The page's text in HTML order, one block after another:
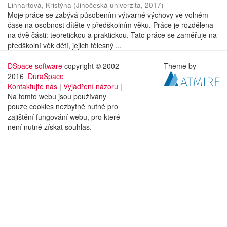
Linhartová, Kristýna (Jihočeská univerzita, 2017)
Moje práce se zabývá působením výtvarné výchovy ve volném
čase na osobnost dítěte v předškolním věku. Práce je rozdělena
na dvě části: teoretickou a praktickou. Tato práce se zaměřuje na
předškolní věk dětí, jejich tělesný ...
DSpace software copyright © 2002-
2016 DuraSpace
Kontaktujte nás | Vyjádření názoru |
Na tomto webu jsou používány
pouze cookies nezbytně nutné pro
zajištění fungování webu, pro které
není nutné získat souhlas.
Theme by